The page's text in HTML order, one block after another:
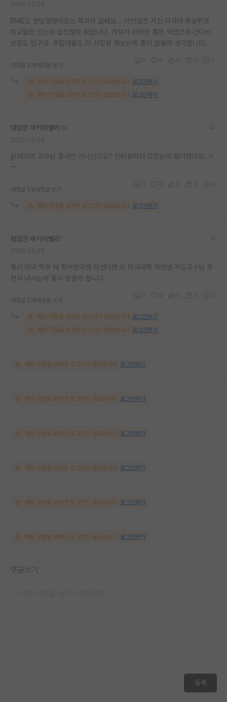
BME도 펀딩영향이있는 학과라 글쎄요... 라인업은 거진 미국내 최상위권
학교들만 있는데 쉽진않아 보입니다. 리뷰가 리비전 혹은 억셉으로 간다는
보장도 없구요. 주립대들도 더 서칭을 해보는게 좋지 않을까 생각합니다.
대댓글 2개 대댓글 쓰기
해당 댓글을 보려면 로그인이 필요합니다. 로그인하기
해당 댓글을 보려면 로그인이 필요합니다. 로그인하기
대담한 마키아벨리
gt에모리 교수님 중국인 아니신가요? 인터뷰까지 갔었는데 떨어졌네요..ㅜ
ㅜ
대댓글 1개 대댓글 쓰기
해당 댓글을 보려면 로그인이 필요합니다. 로그인하기
점잖은 마키아벨리
혹시 미국 학부 때 학부연구생 하셨다면 이 미국대학 학연생 지도교수님 추
천서 내시는게 좋지 않을까 합니다.
대댓글 2개 대댓글 쓰기
해당 댓글을 보려면 로그인이 필요합니다. 로그인하기
해당 댓글을 보려면 로그인이 필요합니다. 로그인하기
해당 댓글을 보려면 로그인이 필요합니다. 로그인하기
해당 댓글을 보려면 로그인이 필요합니다. 로그인하기
해당 댓글을 보려면 로그인이 필요합니다. 로그인하기
해당 댓글을 보려면 로그인이 필요합니다. 로그인하기
해당 댓글을 보려면 로그인이 필요합니다. 로그인하기
해당 댓글을 보려면 로그인이 필요합니다. 로그인하기
댓글쓰기
등록